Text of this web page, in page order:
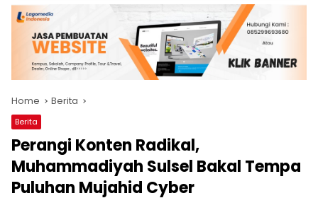
Home Berita
Berita
Perangi Konten Radikal,
Muhammadiyah Sulsel Bakal Tempa
Puluhan Mujahid Cyber